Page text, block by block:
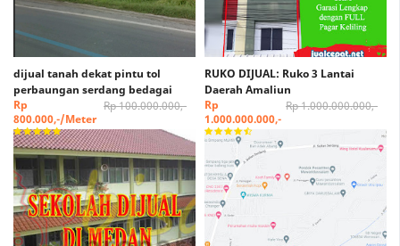
dijual tanah dekat pintu tol
perbaungan serdang bedagai
Rp 100.000.000,-
Rp
800.000,-/Meter
RUKO DIJUAL: Ruko 3 Lantai
Daerah Amaliun
Rp 1.000.000.000,-
Rp
1.000.000.000,-